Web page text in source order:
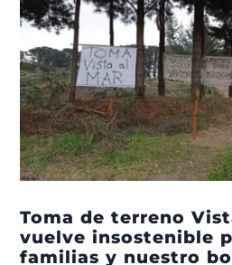
Toma de terreno
vuelve insostenible
familias y nuestro